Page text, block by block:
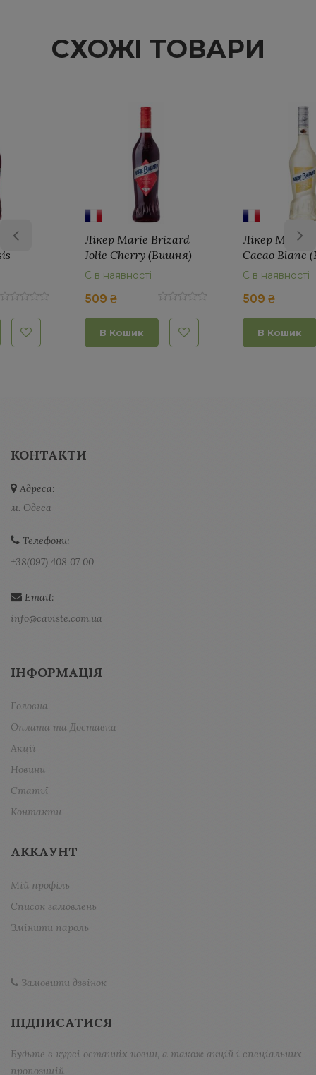
СХОЖІ ТОВАРИ
Лікер Marie Brizard
Jolie Cherry (Вишня)
509 ₴
Лікер Marie Brizard
Cacao Blanc (Білий
509 ₴
КОНТАКТИ
Адреса:
м. Одеса
Телефони:
+38(097) 408 07 00
Email:
info@caviste.com.ua
ІНФОРМАЦІЯ
Головна
Оплата та Доставка
Акції
Новини
Статьї
Контакти
АККАУНТ
Мій профіль
Список замовлень
Змінити пароль
Замовити дзвінок
ПІДПИСАТИСЯ
Будьте в курсі останніх новин, а також акцій і спеціальних
пропозицій